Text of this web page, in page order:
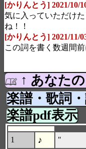
[かりんとう] 2021/10/
気に入っていただけ
ね！！
[かりんとう] 2021/11/
この詞を書く数週間
↑ あなた
楽譜・歌詞
楽譜pdf表示
1 ♪
"